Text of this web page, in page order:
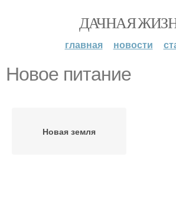
ДАЧНАЯ
главная новости
Новое питание
Новая земля